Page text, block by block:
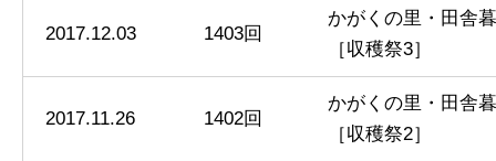
2017.12.03 1403回
かがくの里・田舎
［収穫祭3］
2017.11.26 1402回
かがくの里・田舎
［収穫祭2］